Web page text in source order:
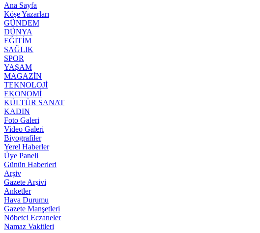
Ana Sayfa
Köşe Yazarları
GÜNDEM
DÜNYA
EĞİTİM
SAĞLIK
SPOR
YAŞAM
MAGAZİN
TEKNOLOJİ
EKONOMİ
KÜLTÜR SANAT
KADIN
Foto Galeri
Video Galeri
Biyografiler
Yerel Haberler
Üye Paneli
Günün Haberleri
Arşiv
Gazete Arşivi
Anketler
Hava Durumu
Gazete Manşetleri
Nöbetci Eczaneler
Namaz Vakitleri